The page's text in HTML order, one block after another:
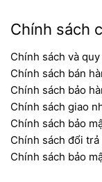
Chính sách
Chính sách và
Chính sách bán
Chính sách bảo
Chính sách giao
Chính sách bảo
Chính sách đổi trả
Chính sách bảo